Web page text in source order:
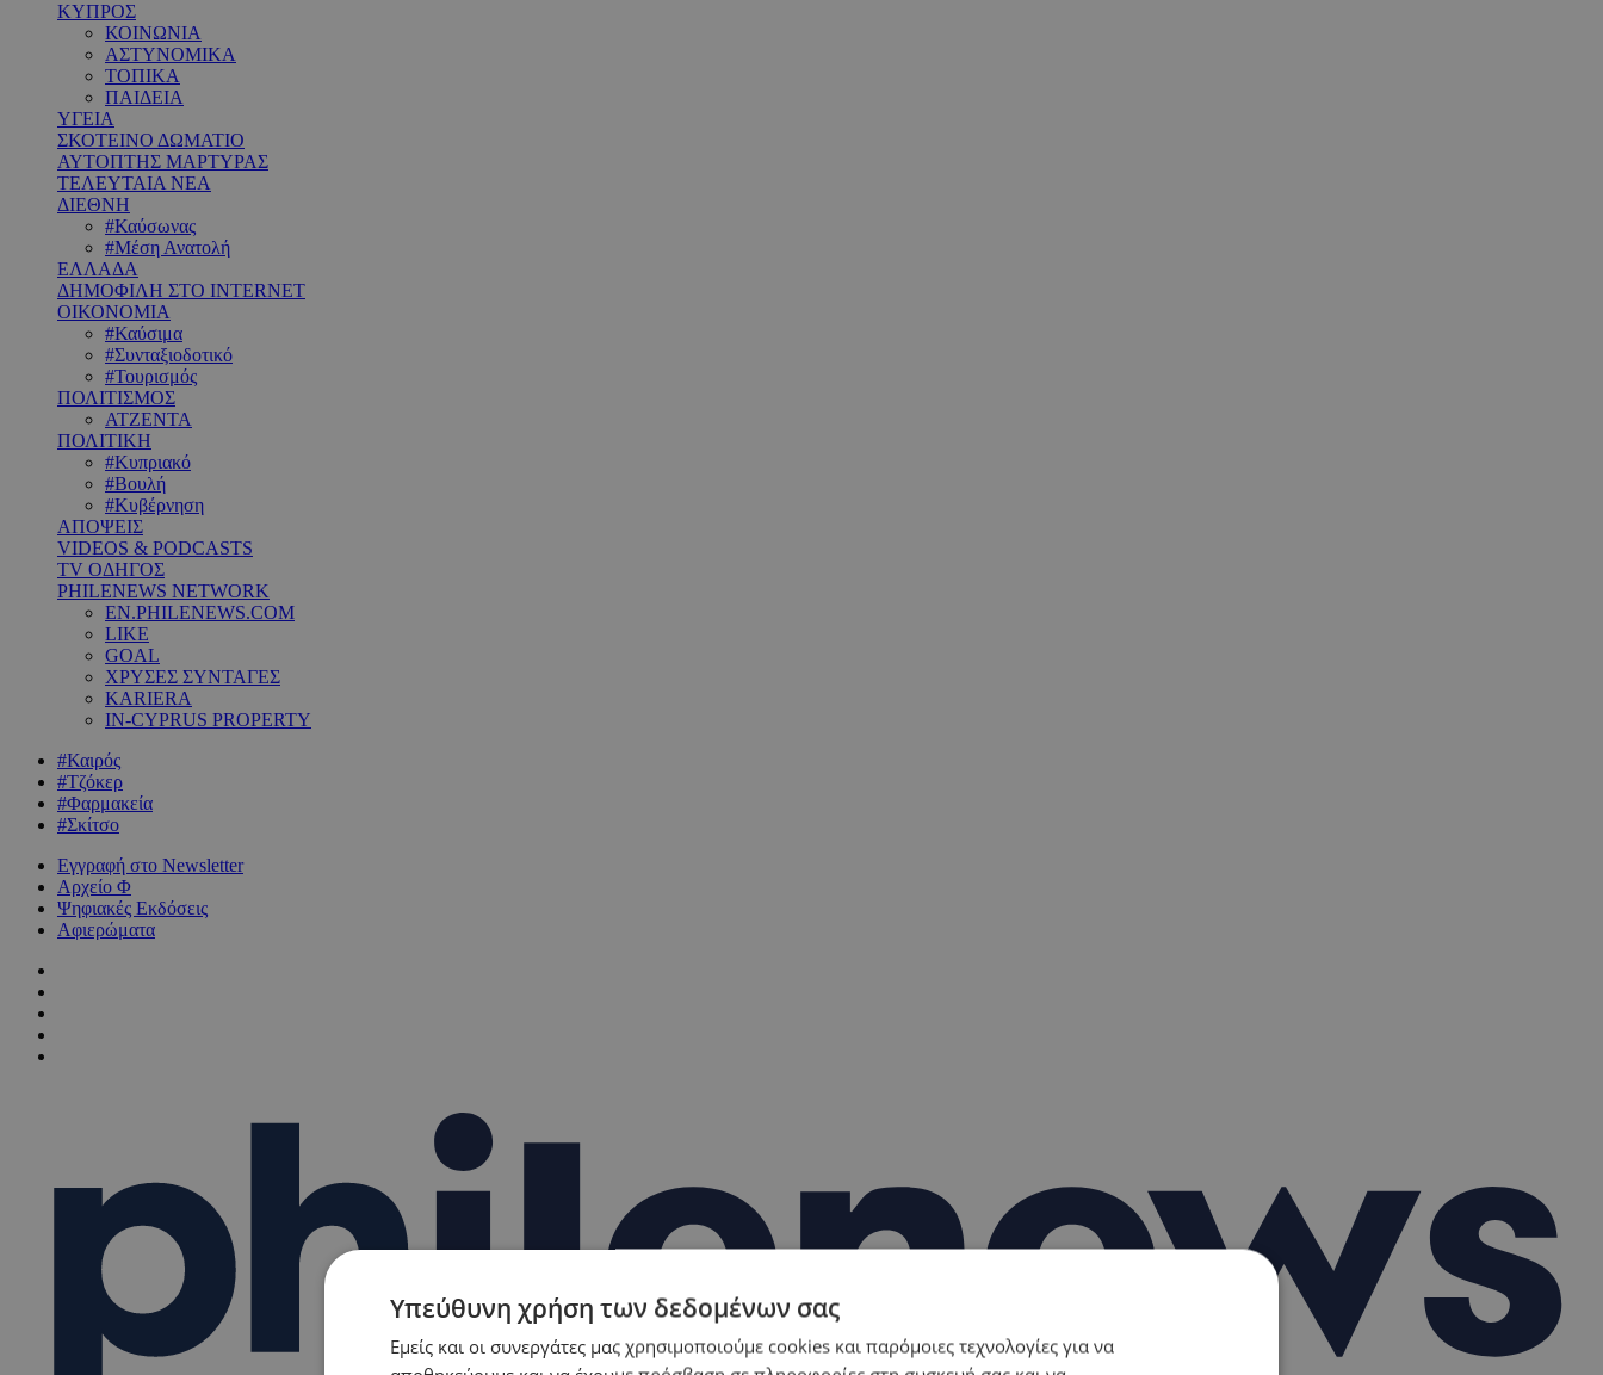
ΚΥΠΡΟΣ
ΚΟΙΝΩΝΙΑ
ΑΣΤΥΝΟΜΙΚΑ
ΤΟΠΙΚΑ
ΠΑΙΔΕΙΑ
ΥΓΕΙΑ
ΣΚΟΤΕΙΝΟ ΔΩΜΑΤΙΟ
ΑΥΤΟΠΤΗΣ ΜΑΡΤΥΡΑΣ
ΤΕΛΕΥΤΑΙΑ ΝΕΑ
ΔΙΕΘΝΗ
#Καύσωνας
#Μέση Ανατολή
ΕΛΛΑΔΑ
ΔΗΜΟΦΙΛΗ ΣΤΟ INTERNET
ΟΙΚΟΝΟΜΙΑ
#Καύσιμα
#Συνταξιοδοτικό
#Τουρισμός
ΠΟΛΙΤΙΣΜΟΣ
ΑΤΖΕΝΤΑ
ΠΟΛΙΤΙΚΗ
#Κυπριακό
#Βουλή
#Κυβέρνηση
ΑΠΟΨΕΙΣ
VIDEOS & PODCASTS
TV ΟΔΗΓΟΣ
PHILENEWS NETWORK
EN.PHILENEWS.COM
LIKE
GOAL
ΧΡΥΣΕΣ ΣΥΝΤΑΓΕΣ
KARIERA
IN-CYPRUS PROPERTY
#Καιρός
#Τζόκερ
#Φαρμακεία
#Σκίτσο
Εγγραφή στο Newsletter
Αρχείο Φ
Ψηφιακές Εκδόσεις
Αφιερώματα
Υπεύθυνη χρήση των δεδομένων σας
Εμείς και οι συνεργάτες μας χρησιμοποιούμε cookies και παρόμοιες τεχνολογίες για να